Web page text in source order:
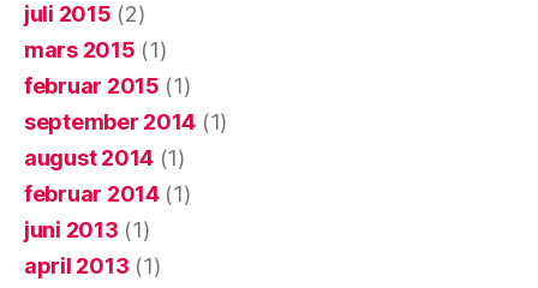
juli 2015 (2)
mars 2015 (1)
februar 2015 (1)
september 2014 (1)
august 2014 (1)
februar 2014(1)
juni 2013 (1)
april 2013 (1)